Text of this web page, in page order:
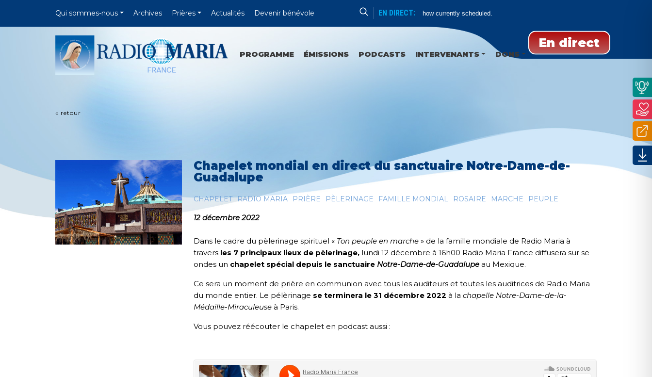
Qui sommes-nous Archives Prières Actualités Devenir bénévole EN DIRECT:No Show currently scheduled.
En direct
PROGRAMME ÉMISSIONS PODCASTS INTERVENANTS DONS
« retour
Chapelet mondial en direct du sanctuaire Notre-Dame-de-
Guadalupe
CHAPELET RADIO MARIA PRIÈRE PÈLERINAGE FAMILLE MONDIAL ROSAIRE MARCHE PEUPLE
12 décembre 2022
Dans le cadre du pèlerinage spirituel « Ton peuple en marche » de la famille mondiale de Radio Maria à
travers les 7 principaux lieux de pèlerinage, lundi 12 décembre à 16h00 Radio Maria France diffusera sur se
ondes un chapelet spécial depuis le sanctuaire Notre-Dame-de-Guadalupe au Mexique.
Ce sera un moment de prière en communion avec tous les auditeurs et toutes les auditrices de Radio Maria
du monde entier. Le pélèrinage se terminera le 31 décembre 2022 à la chapelle Notre-Dame-de-la-
Médaille-Miraculeuse à Paris.
Vous pouvez réécouter le chapelet en podcast aussi :